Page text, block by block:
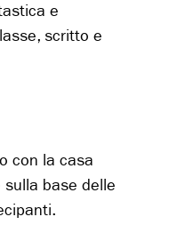
e
scritto e
con la casa
base delle